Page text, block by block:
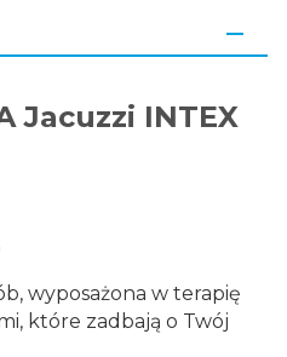
Jacuzzi INTEX
wyposażona w terapię
które zadbają o Twój